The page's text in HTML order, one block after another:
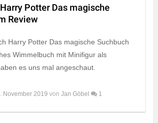
Potter Das magische
Review
Harry Potter Das magische Suchbuch
Wimmelbuch mit Minifigur als
es uns mal angeschaut.
November 2019 von Jan Göbel 1